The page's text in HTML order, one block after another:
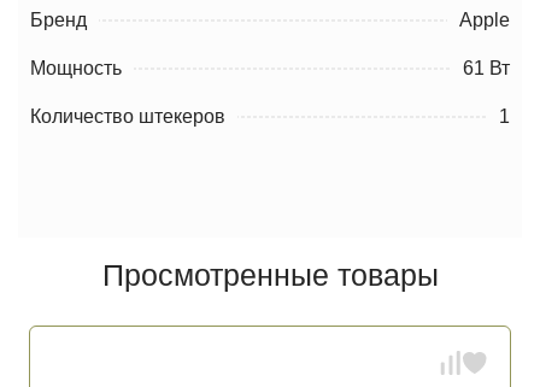
Бренд Apple
Мощность 61 Вт
Количество штекеров 1
Просмотренные товары